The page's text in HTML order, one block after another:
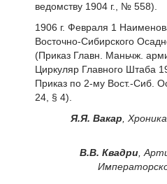
ведомству 1904 г., № 558).
1906 г. Февраля 1
Восточно-Сибирского
(Приказ Главн. Маньчж.
Циркуляр Главного Штаба
Приказ по 2-му Вост.-Сиб.
24, § 4).
Я.Я. Вакар ,
В.В. Квадри,